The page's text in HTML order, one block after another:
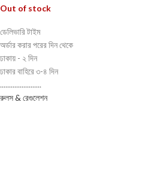
Out of stock
ডেলিভারি টাইম
অর্ডার করার পরের দিন থেকে
ঢাকায় - ২ দিন
ঢাকার বাহিরে ৩-৪ দিন
.......................
রুলস & রেগুলেশন